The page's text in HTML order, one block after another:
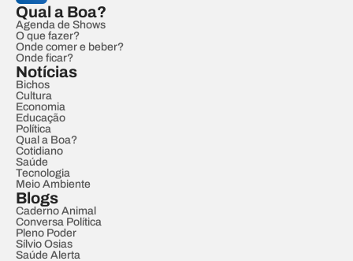
Qual a Boa?
Agenda de Shows
O que fazer?
Onde comer e beber?
Onde ficar?
Notícias
Bichos
Cultura
Economia
Educação
Política
Qual a Boa?
Cotidiano
Saúde
Tecnologia
Meio Ambiente
Blogs
Caderno Animal
Conversa Política
Pleno Poder
Sílvio Osias
Saúde Alerta